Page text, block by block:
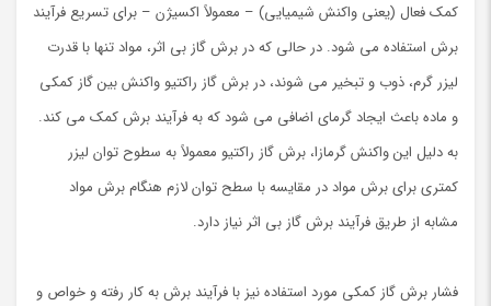
کمک فعال (یعنی واکنش شیمیایی) – معمولاً اکسیژن – برای تسریع فرآیند
برش استفاده می شود. در حالی که در برش گاز بی اثر، مواد تنها با قدرت
لیزر گرم، ذوب و تبخیر می شوند، در برش گاز راکتیو واکنش بین گاز کمکی
و ماده باعث ایجاد گرمای اضافی می شود که به فرآیند برش کمک می کند.
به دلیل این واکنش گرمازا، برش گاز راکتیو معمولاً به سطوح توان لیزر
کمتری برای برش مواد در مقایسه با سطح توان لازم هنگام برش مواد
مشابه از طریق فرآیند برش گاز بی اثر نیاز دارد.
فشار برش گاز کمکی مورد استفاده نیز با فرآیند برش به کار رفته و خواص و